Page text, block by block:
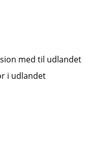
med til udlandet
i udlandet